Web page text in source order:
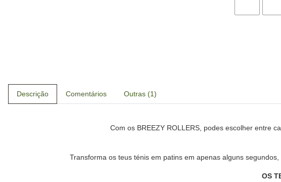
Descrição Comentários Outras (1)
Com os BREEZY ROLLERS, podes escolher entre
Transforma os teus ténis em patins em apenas alguns
OS